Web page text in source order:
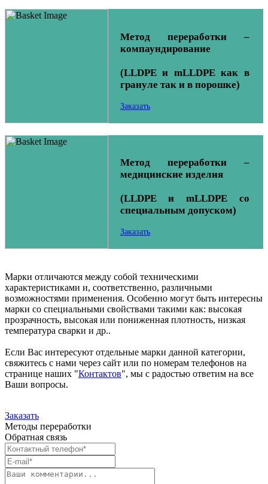
Метод переработки –
компаундирование
(LLDPE и mLLDPE как в
грануле так и в порошке)
Заказать
Метод переработки –
медицинские изделия
(LLDPE и mLLDPE со
специальным допуском)
Заказать
Марки отличаются между собой техническими
характеристиками и, соответственно, различными
возможностями применения. Особенно могут быть интересны
марки со специальными свойствами такими как: высокая
прозрачность, высокая или пониженная плотность, низкая
температура сварки и др..
Если Вас интересуют отдельные марки данной категории,
свяжитесь с нами через сайт или по номерам телефонов на
странице наших "Контактов", мы с радостью ответим на все
Ваши вопросы.
Заказать
Методы переработки
Обратная связь